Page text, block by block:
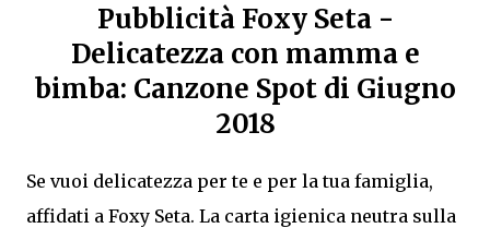
Pubblicità Foxy Seta -
Delicatezza con mamma e
bimba: Canzone Spot di Giugno
2018
Se vuoi delicatezza per te e per la tua famiglia,
affidati a Foxy Seta. La carta igienica neutra sulla